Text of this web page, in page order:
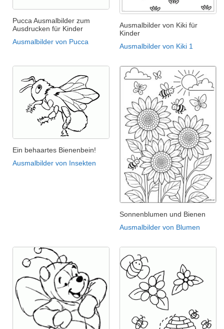
Pucca Ausmalbilder zum
Ausdrucken für Kinder
Ausmalbilder von Pucca
Ausmalbilder von Kiki für
Kinder
Ausmalbilder von Kiki 1
Ein behaartes Bienenbein!
Ausmalbilder von Insekten
Sonnenblumen und Bienen
Ausmalbilder von Blumen